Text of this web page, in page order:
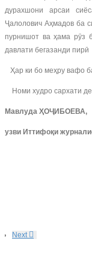
дурахшони арсаи
Ҷалолович Аҳмадов ба
пурнишот ва ҳама рӯз
давлати бегазанди
Ҳар ки бо меҳру вафо
Номи худро сархати
Мавлуда ҲОҶИБОЕВА,
узви Иттифоқи
Next